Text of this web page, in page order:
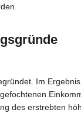
Im
des erstrebten